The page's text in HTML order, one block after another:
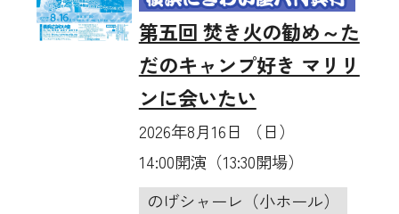
第五回 焚き火の勧め～た
だのキャンプ好き マリリ
ンに会いたい
2026年8月16日 （日）
14:00開演（13:30開場）
のげシャーレ（小ホール）